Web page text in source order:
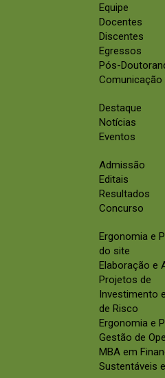
Equipe
Docentes
Discentes
Egressos
Pós-
Comunicação
Destaque
Notícias
Eventos
Admissão
Editais
Resultados
Concurso
Ergonomia e
do site
Elaboração e
Projetos de
Investimento
de Risco
Ergonomia e
Gestão de
MBA em
Sustentáveis